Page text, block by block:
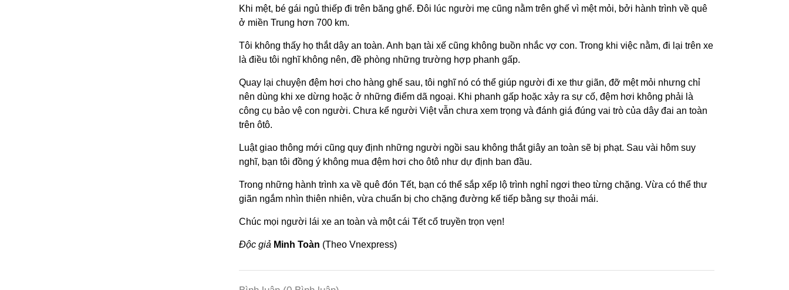
Khi mệt, bé gái ngủ thiếp đi trên băng ghế. Đôi lúc người mẹ cũng nằm trên ghế vì mệt mỏi, bởi hành trình về quê
ở miền Trung hơn 700 km.
Tôi không thấy họ thắt dây an toàn. Anh bạn tài xế cũng không buồn nhắc vợ con. Trong khi việc nằm, đi lại trên xe
là điều tôi nghĩ không nên, đề phòng những trường hợp phanh gấp.
Quay lại chuyện đệm hơi cho hàng ghế sau, tôi nghĩ nó có thể giúp người đi xe thư giãn, đỡ mệt mỏi nhưng chỉ
nên dùng khi xe dừng hoặc ở những điểm dã ngoại. Khi phanh gấp hoặc xảy ra sự cố, đệm hơi không phải là
công cụ bảo vệ con người. Chưa kể người Việt vẫn chưa xem trọng và đánh giá đúng vai trò của dây đai an toàn
trên ôtô.
Luật giao thông mới cũng quy định những người ngồi sau không thắt giây an toàn sẽ bị phạt. Sau vài hôm suy
nghĩ, bạn tôi đồng ý không mua đệm hơi cho ôtô như dự định ban đầu.
Trong những hành trình xa về quê đón Tết, bạn có thể sắp xếp lộ trình nghỉ ngơi theo từng chặng. Vừa có thể thư
giãn ngắm nhìn thiên nhiên, vừa chuẩn bị cho chặng đường kế tiếp bằng sự thoải mái.
Chúc mọi người lái xe an toàn và một cái Tết cổ truyền trọn vẹn!
Độc giả Minh Toàn (Theo Vnexpress)